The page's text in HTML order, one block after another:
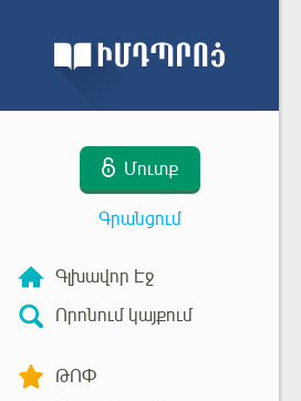
Մուտք
Գրանցում
Գլխավոր Էջ
Որոնում կայքում
ԹՈՓ